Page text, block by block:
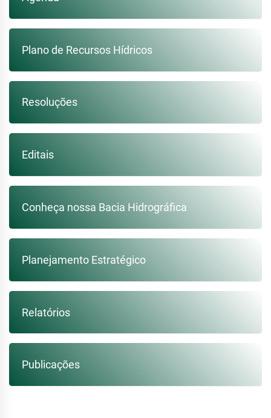
Plano de Recursos Hídricos
Resoluções
Editais
Conheça nossa Bacia Hidrográfica
Planejamento Estratégico
Relatórios
Publicações